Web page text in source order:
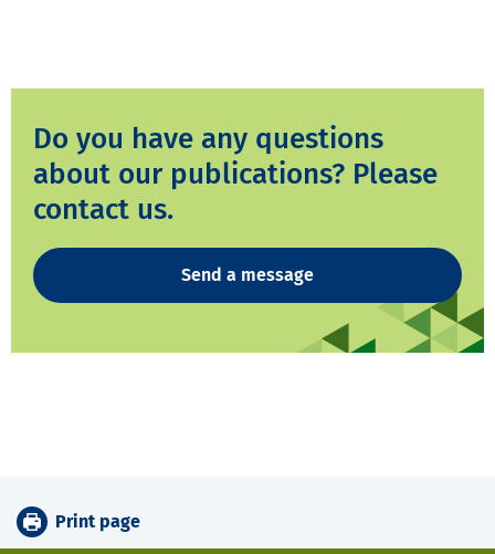
Do you have any questions
about our publications? Please
contact us.
Send a message
Print page